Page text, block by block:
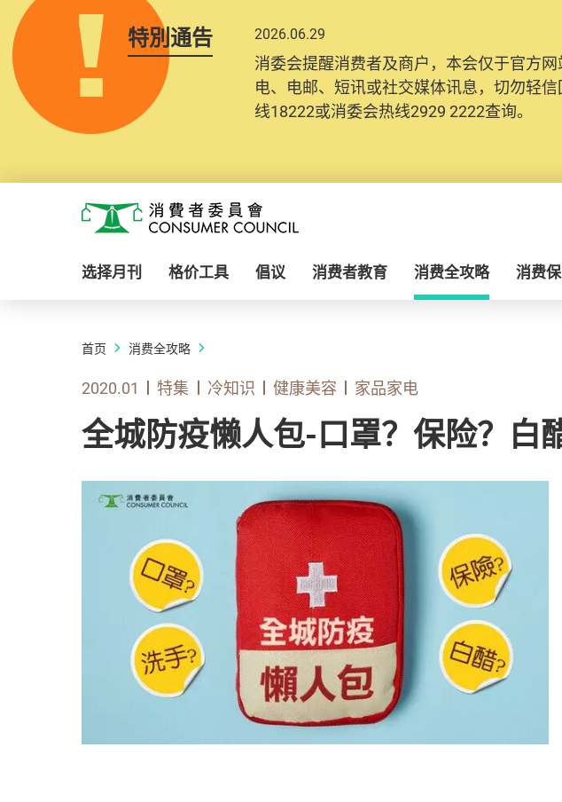
特別通告 2026.06.29
消委会提醒消费者及商户，本会仅于官方
电、电邮、短讯或社交媒体讯息，切勿轻
线18222或消委会热线2929 2222查询。
消费者委员会
选择月刊 格价工具 倡议 消费者教育 消费全攻略 消费
首页 消费全攻略
2020.01 特集 冷知识 健康美容 家品家电
全城防疫懒人包-口罩？保险？白